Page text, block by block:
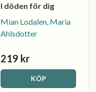
I döden för dig
Mian Lodalen, Maria
Ahlsdotter
219 kr
KÖP